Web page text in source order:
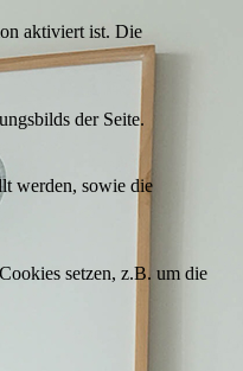
aktiviert ist. Die
der Seite.
werden, sowie die
setzen, z.B. um die